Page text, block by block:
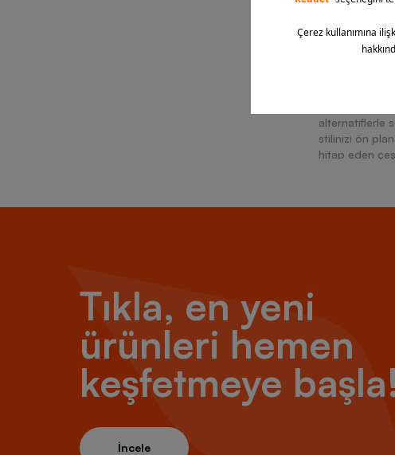
Konforu ve
koyabilme
alternatiflerle
stilinizi ön
hitap eden
çıkan
V yakalı
Dar kalıplara
çıkarabilirsiniz.
Grafik desenli
Geniş
Yuvarlak
Tıkla, en yeni
ürünleri hemen
keşfetmeye
İncele